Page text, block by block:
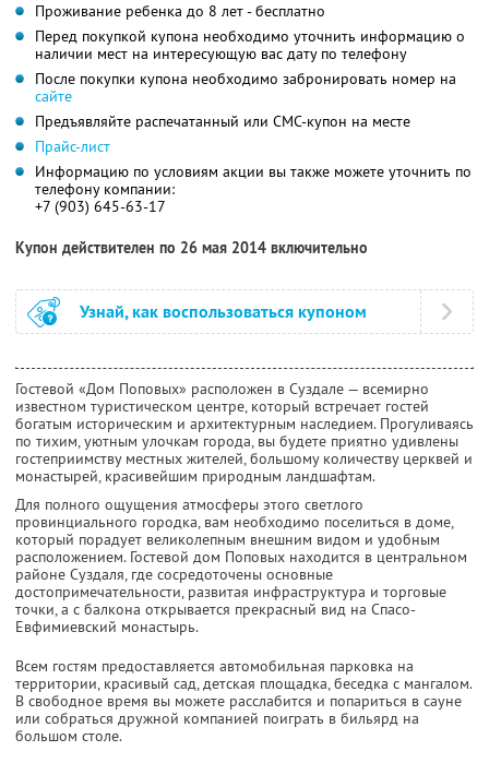
Проживание ребенка до 8 лет - бесплатно
Перед покупкой купона необходимо уточнить информацию о
наличии мест на интересующую вас дату по телефону
После покупки купона необходимо забронировать номер на
сайте
Предъявляйте распечатанный или СМС-купон на месте
Прайс-лист
Информацию по условиям акции вы также можете уточнить по
телефону компании:
+7 (903) 645-63-17
Купон действителен по 26 мая 2014 включительно
Узнай, как воспользоваться купоном
Гостевой «Дом Поповых» расположен в Суздале — всемирно
известном туристическом центре, который встречает гостей
богатым историческим и архитектурным наследием. Прогуливаясь
по тихим, уютным улочкам города, вы будете приятно удивлены
гостеприимству местных жителей, большому количеству церквей и
монастырей, красивейшим природным ландшафтам.
Для полного ощущения атмосферы этого светлого
провинциального городка, вам необходимо поселиться в доме,
который порадует великолепным внешним видом и удобным
расположением. Гостевой дом Поповых находится в центральном
районе Суздаля, где сосредоточены основные
достопримечательности, развитая инфраструктура и торговые
точки, а с балкона открывается прекрасный вид на Спасо-
Евфимиевский монастырь.
Всем гостям предоставляется автомобильная парковка на
территории, красивый сад, детская площадка, беседка с мангалом.
В свободное время вы можете расслабится и попариться в сауне
или собраться дружной компанией поиграть в бильярд на
большом столе.